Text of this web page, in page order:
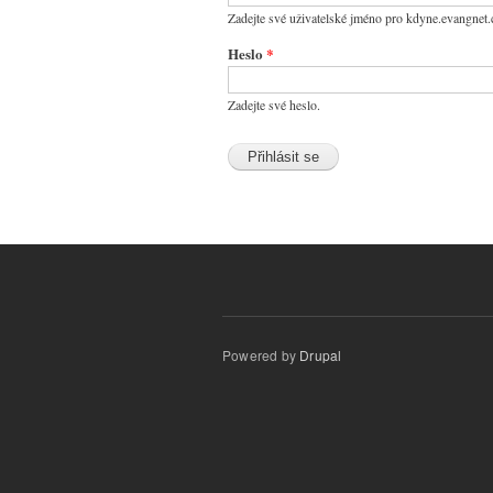
Zadejte své uživatelské jméno pro
Heslo *
Zadejte své heslo.
Powered by Drupal